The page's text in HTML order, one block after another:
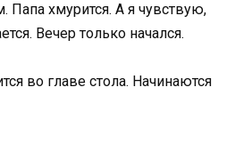
Папа хмурится. А я чувствую,
Вечер только начался.
во главе стола. Начинаются